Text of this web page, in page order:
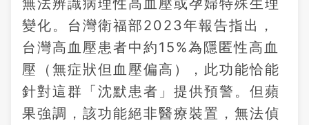
無法辨識病理性高血壓或孕婦特殊生理
變化。台灣衛福部2023年報告指出，
台灣高血壓患者中約15%為隱匿性高血
壓（無症狀但血壓偏高），此功能恰能
針對這群「沈默患者」提供預警。但蘋
果強調，該功能絕非醫療裝置，無法偵